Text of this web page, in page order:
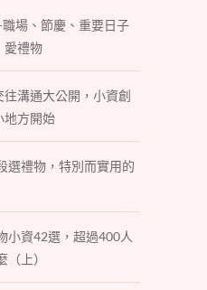
場、節慶、重要日子
愛禮物
往溝通大公開，小資創
地方開始
選禮物，特別而實用的
小資42選，超過400人
上）